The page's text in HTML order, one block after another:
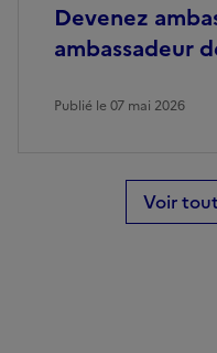
Devenez
ambassadeur
Publié le 07 mai 2026
Voir